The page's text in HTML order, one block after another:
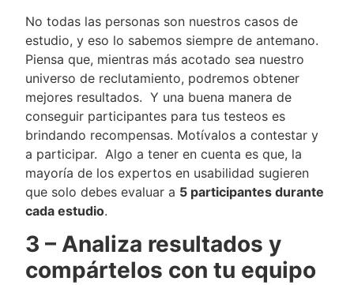
No todas las personas son nuestros casos de
estudio, y eso lo sabemos siempre de antemano.
Piensa que, mientras más acotado sea nuestro
universo de reclutamiento, podremos obtener
mejores resultados. Y una buena manera de
conseguir participantes para tus testeos es
brindando recompensas. Motívalos a contestar y
a participar. Algo a tener en cuenta es que, la
mayoría de los expertos en usabilidad sugieren
que solo debes evaluar a 5 participantes durante
cada estudio.
3 – Analiza resultados y
compártelos con tu equipo